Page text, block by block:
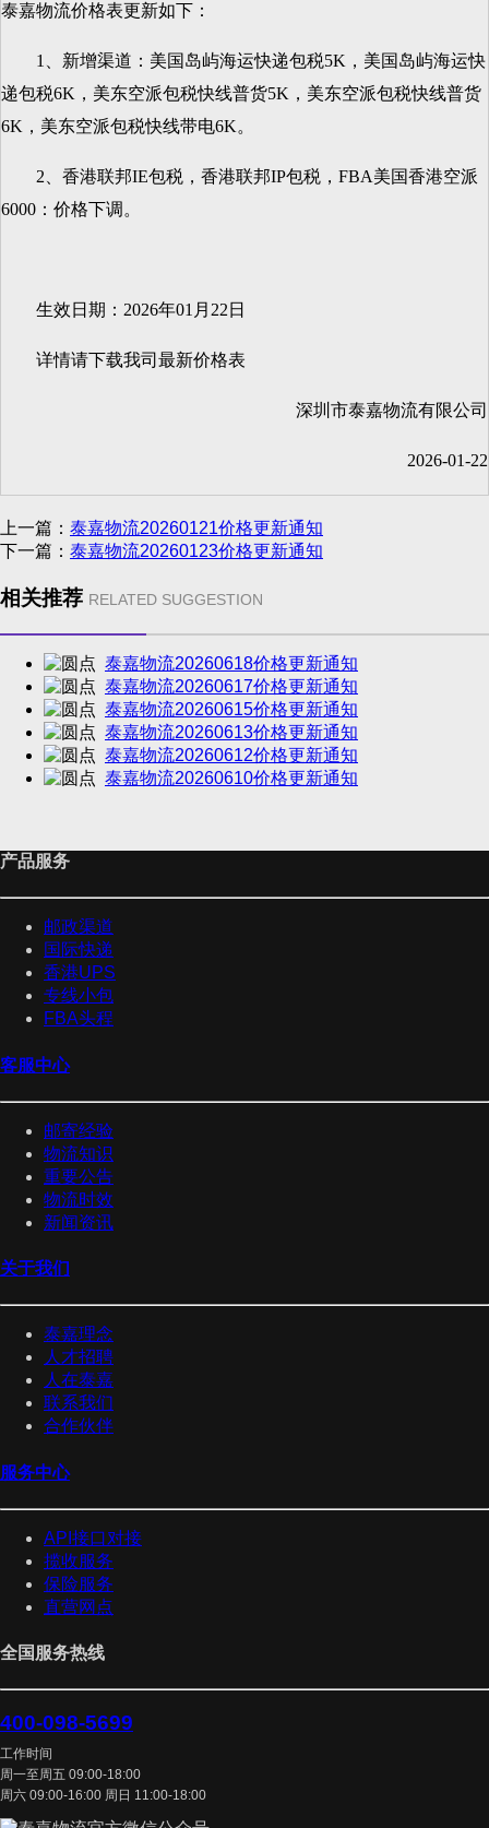
泰嘉物流价格表更新如下：
1、新增渠道：美国岛屿海运快递包税5K，美国岛屿海运快
递包税6K，美东空派包税快线普货5K，美东空派包税快线普货
6K，美东空派包税快线带电6K。
2、香港联邦IE包税，香港联邦IP包税，FBA美国香港空派
6000：价格下调。
生效日期：2026年01月22日
详情请下载我司最新价格表
深圳市泰嘉物流有限公司
2026-01-22
上一篇： 泰嘉物流20260121价格更新通知
下一篇： 泰嘉物流20260123价格更新通知
相关推荐 RELATED SUGGESTION
泰嘉物流20260618价格更新通知
泰嘉物流20260617价格更新通知
泰嘉物流20260615价格更新通知
泰嘉物流20260613价格更新通知
泰嘉物流20260612价格更新通知
泰嘉物流20260610价格更新通知
产品服务
邮政渠道
国际快递
香港UPS
专线小包
FBA头程
客服中心
邮寄经验
物流知识
重要公告
物流时效
新闻资讯
关于我们
泰嘉理念
人才招聘
人在泰嘉
联系我们
合作伙伴
服务中心
API接口对接
揽收服务
保险服务
直营网点
全国服务热线
400-098-5699
工作时间
周一至周五 09:00-18:00
周六 09:00-16:00 周日 11:00-18:00